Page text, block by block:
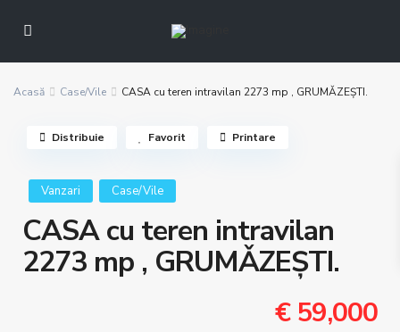
Acasă Case/Vile CASA cu teren intravilan 2273 mp , GRUMǍZEŞTI.
Vanzari Case/Vile
CASA cu teren intravilan
2273 mp , GRUMǍZEŞTI.
€ 59,000
Distribuie Favorit Printare